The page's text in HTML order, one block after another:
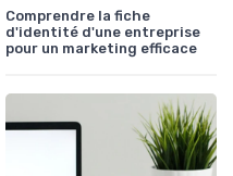
Comprendre la fiche
d'identité d'une entreprise
pour un marketing efficace